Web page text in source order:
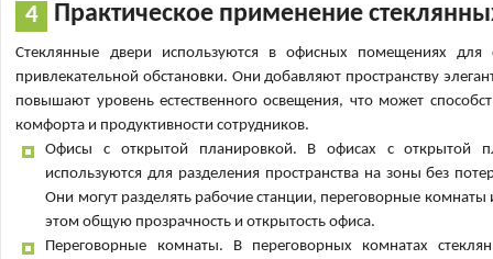
Практическое применение
Стеклянные двери используются в офисных помещениях для
привлекательной обстановки. Они добавляют пространству
повышают уровень естественного освещения, что может
комфорта и продуктивности сотрудников.
Офисы с открытой планировкой. В офисах с открытой
используются для разделения пространства на зоны без
Они могут разделять рабочие станции, переговорные
этом общую прозрачность и открытость офиса.
Переговорные комнаты. В переговорных комнатах